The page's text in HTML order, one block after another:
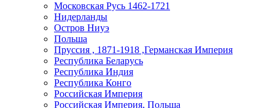
Московская Русь 1462-1721
Нидерланды
Остров Ниуэ
Польша
Пруссия , 1871-1918 ,Германская Империя
Республика Беларусь
Республика Индия
Республика Конго
Российская Империя
Российская Империя, Польша